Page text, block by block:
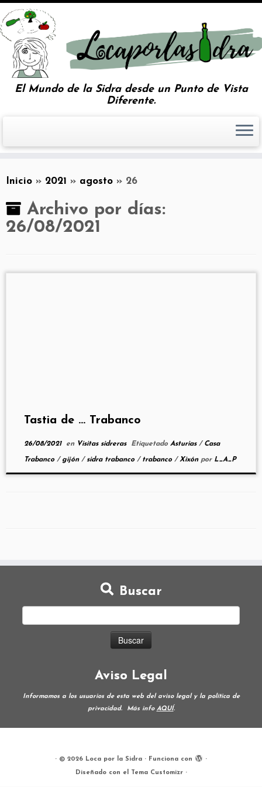
El Mundo de la Sidra desde un Punto de Vista
Diferente.
Inicio » 2021 » agosto » 26
Archivo por días:
26/08/2021
Tastia de … Trabanco
26/08/2021en Visitas sidreras Etiquetado Asturias / Casa
Trabanco / gijón /sidra trabanco / trabanco /Xixón por L_A_P
Buscar
Aviso Legal
Informamos a los usuarios de esta web del aviso legal y la política de
privacidad.
Más info AQUÍ.
· © 2026 Loca por la Sidra · Funciona con ·
Diseñado con el Tema Customizr·